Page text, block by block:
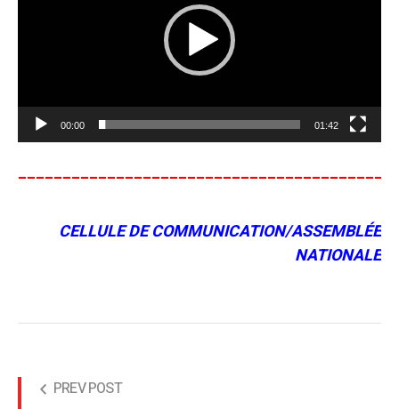
00:00 01:42
CELLULE DE COMMUNICATION/ASSEMBLÉE
NATIONALE
PREV POST